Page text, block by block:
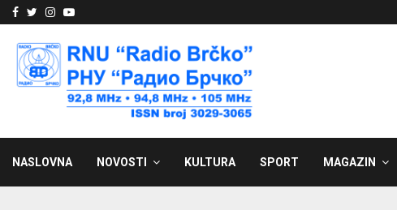
Facebook
Twitter
Instagram
Youtube
NASLOVNA NOVOSTI KULTURA SPORT MAGAZIN